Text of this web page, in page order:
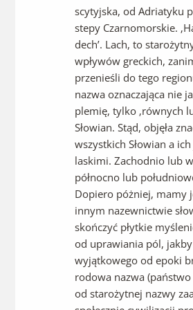
scytyjska, od Adriatyku
stepy Czarnomorskie.
dech’. Lach, to
wpływów greckich,
przenieśli do tego
nazwa oznaczająca nie
plemię, tylko ‚równych
Słowian. Stąd, objęła
wszystkich Słowian a
laskimi. Zachodnio lub
północno lub
Dopiero póżniej, mamy
innym nazewnictwie
skończyć płytkie
od uprawiania pól, jakby
wyjątkowego od epoki
rodowa nazwa
od starożytnej nazwy